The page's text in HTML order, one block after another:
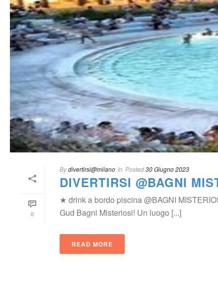
0
Bydivertirsi@milano In Posted30 Giugno 2023
DIVERTIRSI @BAGNI
★ drink a bordo piscina @BAGNI
Gud Bagni Misteriosi! Un luogo [...]
READ MORE